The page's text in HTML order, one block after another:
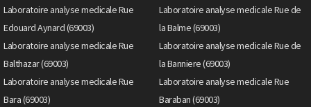
Laboratoire analyse medicale Rue
Edouard Aynard (69003)
Laboratoire analyse medicale Rue de
la Balme (69003)
Laboratoire analyse medicale Rue
Balthazar (69003)
Laboratoire analyse medicale Rue de
la Banniere (69003)
Laboratoire analyse medicale Rue
Bara (69003)
Laboratoire analyse medicale Rue
Baraban (69003)